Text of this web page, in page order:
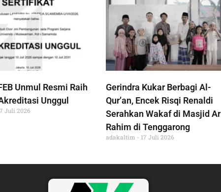
Unmul Resmi Raih
Unggul
Juli 2026
Gerindra Kukar Berbagi Al-
Qur’an, Encek Risqi Renaldi
Serahkan Wakaf di Masjid Ar
Rahim di Tenggarong
adakaltim 17 Juli 2026